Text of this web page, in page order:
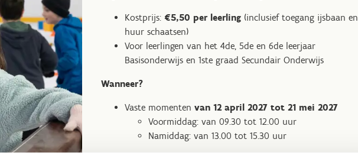
Kostprijs:€5,50 per leerling (inclusief toegang ijsbaan en
huur schaatsen)
Voor leerlingen van het 4de, 5de en 6de leerjaar
Basisonderwijs en 1ste graad Secundair Onderwijs
Wanneer?
Vaste momentenvan 12 april 2027 tot 21 mei 2027
Voormiddag: van 09.30 tot 12.00 uur
Namiddag: van 13.00 tot 15.30 uur